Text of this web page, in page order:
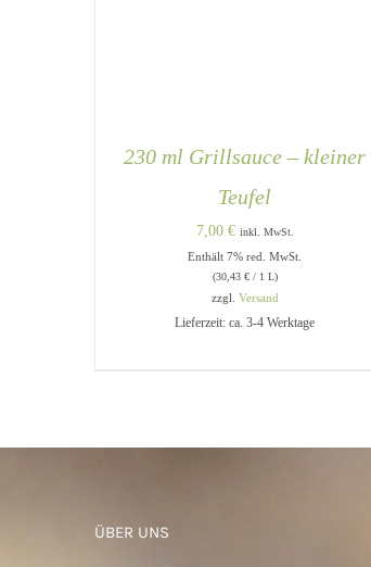
IN DEN WARENKORB
VIEW
230 ml Grillsauce – kleiner
Teufel
7,00 € inkl. MwSt.
Enthält 7% red. MwSt.
(30,43 €/ 1 L)
zzgl. Versand
Lieferzeit: ca. 3-4 Werktage
ÜBER UNS